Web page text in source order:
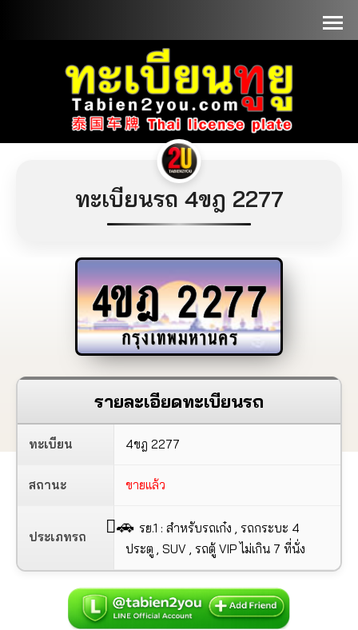
ทะเบียนรถ 4ขฎ 2277
4ขฎ2277
กรุงเทพมหานคร
รายละเอียดทะเบียนรถ
ทะเบียน 4ขฎ 2277
สถานะ ขายแล้ว
ประเภทรถ
🚗 รย.1 : สำหรับรถเก๋ง , รถกระบะ 4
ประตู , SUV , รถตู้ VIP ไม่เกิน 7 ที่นั่ง